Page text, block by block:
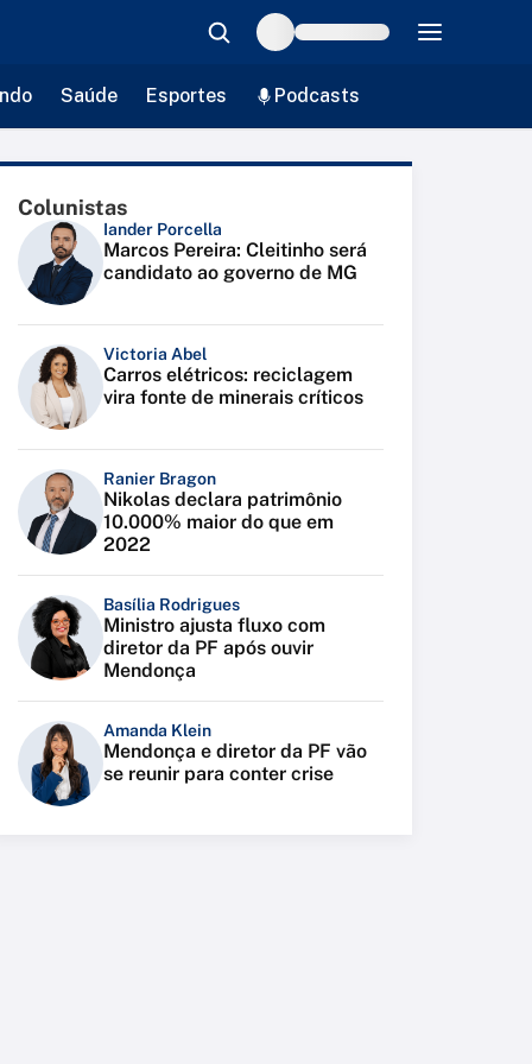
Saúde Esportes Podcasts
Colunistas
Iander Porcella
Marcos Pereira: Cleitinho será
candidato ao governo de MG
Victoria Abel
Carros elétricos: reciclagem
vira fonte de minerais críticos
Ranier Bragon
Nikolas declara patrimônio
10.000% maior do que em
2022
Basília Rodrigues
Ministro ajusta fluxo com
diretor da PF após ouvir
Mendonça
Amanda Klein
Mendonça e diretor da PF vão
se reunir para conter crise